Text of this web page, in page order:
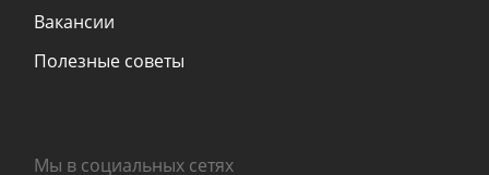
Вакансии
Полезные советы
Мы в социальных сетях